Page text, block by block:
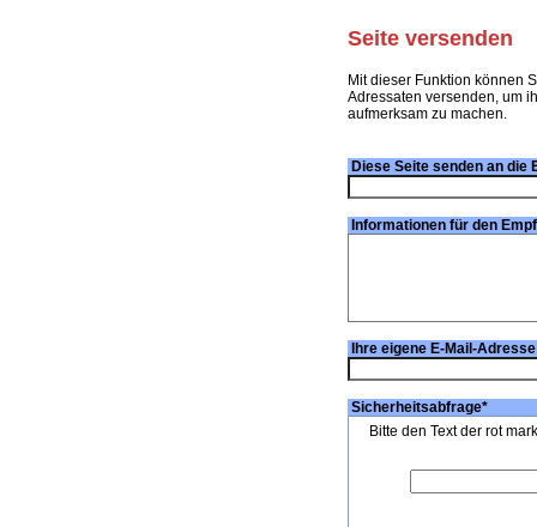
Seite versenden
Mit dieser Funktion können
Adressaten versenden, um
aufmerksam zu machen.
Diese Seite senden an die
Informationen für den
Ihre eigene E-Mail-
Sicherheitsabfrage*
Bitte den Text der rot